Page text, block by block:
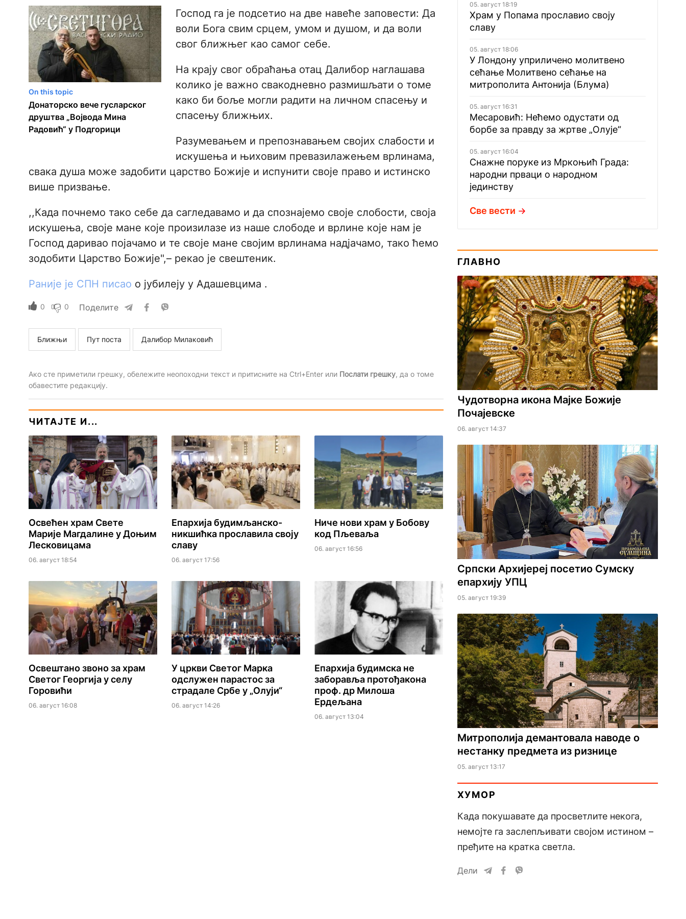
On this topic
Донаторско вече гусларског
друштва „Војвода Мина
Радовић“ у Подгорици
Господ га је подсетио на две навеће заповести: Да
воли Бога свим срцем, умом и душом, и да воли
свог ближњег као самог себе.
На крају свог обраћања отац Далибор наглашава
колико је важно свакодневно размишљати о томе
како би боље могли радити на личном спасењу и
спасењу ближњих.
Разумевањем и препознавањем својих слабости и
искушења и њиховим превазилажењем врлинама,
свака душа може задобити царство Божије и испунити своје право и истинско
више призвање.
,,Када почнемо тако себе да сагледавамо и да спознајемо своје слобости, своја
искушења, своје мане које произилазе из наше слободе и врлине које нам је
Господ даривао појачамо и те своје мане својим врлинама надјачамо, тако ћемо
зодобити Царство Божије",– рекао је свештеник.
Раније је СПН писао о јубилеју у Адашевцима .
0 0 Поделите
Ближњи Пут поста Далибор Милаковић
Ако сте приметили грешку, обележите неопоходни текст и притисните на Ctrl+Enter или Послати грешку, да о томе
обавестите редакцију.
ЧИТАЈТЕ И...
Освећен храм Свете
Марије Магдалине у Доњим
Лесковицама
06. август 18:54
Епархија будимљанско-
никшићка прославила своју
славу
06. август 17:56
Ниче нови храм у Бобову
код Пљеваља
06. август 16:56
Освештано звоно за храм
Светог Георгија у селу
Горовићи
06. август 16:08
У цркви Светог Марка
одслужен парастос за
страдале Србе у „Олуји“
06. август 14:26
Епархија будимска не
заборавља протођакона
проф. др Милоша
Ердељана
06. август 13:04
05. август 18:19
Храм у Попама прославио своју
славу
05. август 18:06
У Лондону уприличено молитвено
сећање Молитвено сећање на
митрополита Антонија (Блума)
05. август 16:31
Месаровић: Нећемо одустати од
борбе за правду за жртве „Олује“
05. август 16:04
Снажне поруке из Мркоњић Града:
народни прваци о народном
јединству
Све вести
ГЛАВНО
Чудотворна икона Мајке Божије
Почајевске
06. август 14:37
Српски Архијереј посетио Сумску
епархију УПЦ
05. август 19:39
Митрополија демантовала наводе о
нестанку предмета из ризнице
05. август 13:17
ХУМОР
Када покушавате да просветлите некога,
немојте га заслепљивати својом истином –
пређите на кратка светла.
Дели